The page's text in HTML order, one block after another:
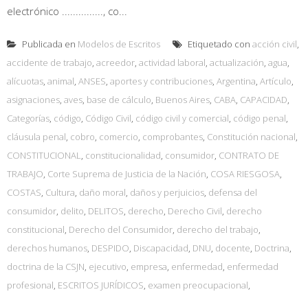
electrónico ..............., co...
Publicada en Modelos de Escritos Etiquetado con acción civil,
accidente de trabajo, acreedor, actividad laboral, actualización, agua,
alícuotas, animal, ANSES, aportes y contribuciones, Argentina, Artículo,
asignaciones, aves, base de cálculo, Buenos Aires, CABA, CAPACIDAD,
Categorías, código, Código Civil, código civil y comercial, código penal,
cláusula penal, cobro, comercio, comprobantes, Constitución nacional,
CONSTITUCIONAL, constitucionalidad, consumidor, CONTRATO DE
TRABAJO, Corte Suprema de Justicia de la Nación, COSA RIESGOSA,
COSTAS, Cultura, daño moral, daños y perjuicios, defensa del
consumidor, delito, DELITOS, derecho, Derecho Civil, derecho
constitucional, Derecho del Consumidor, derecho del trabajo,
derechos humanos, DESPIDO, Discapacidad, DNU, docente, Doctrina,
doctrina de la CSJN, ejecutivo, empresa, enfermedad, enfermedad
profesional, ESCRITOS JURÍDICOS, examen preocupacional,